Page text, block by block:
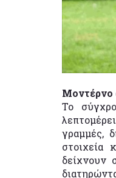
Μοντέρνο
Το
γραμμές,
στοιχεία
δείχνουν